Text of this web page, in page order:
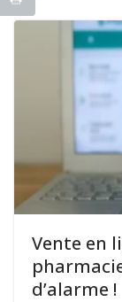
Vente en
d’alarme !